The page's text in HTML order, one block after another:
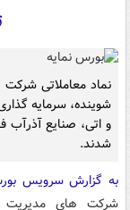
نماد معاملاتی
شوینده، سرمایه
و اتی، صنایع آذرآب
شدند.
به گزارش سرویس
شرکت های مدیریت